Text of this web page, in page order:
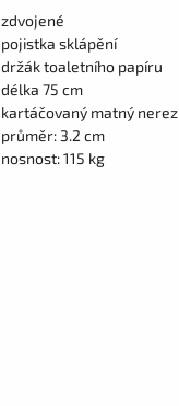
zdvojené
pojistka sklápění
držák toaletního papíru
délka 75 cm
kartáčovaný matný nerez
průměr: 3.2 cm
nosnost: 115 kg